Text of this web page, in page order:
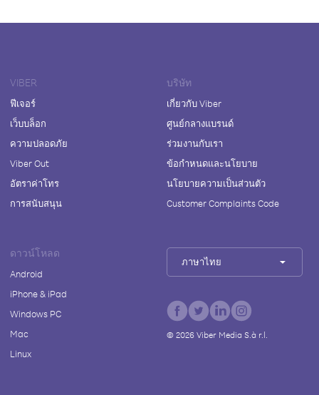
VIBER
ฟีเจอร์
เว็บบล็อก
ความปลอดภัย
Viber Out
อัตราค่าโทร
การสนับสนุน
บริษัท
เกี่ยวกับ Viber
ศูนย์กลางแบรนด์
ร่วมงานกับเรา
ข้อกำหนดและนโยบาย
นโยบายความเป็นส่วนตัว
Customer Complaints Code
ดาวน์โหลด
Android
iPhone & iPad
Windows PC
Mac
Linux
ภาษาไทย
© 2026Viber Media S.à r.l.